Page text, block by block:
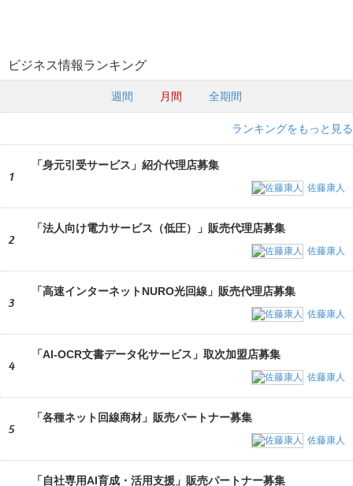
ビジネス情報ランキング
週間 月間 全期間
ランキングをもっと見る
1
「身元引受サービス」紹介代理店募集
佐藤康人
2
「法人向け電力サービス（低圧）」販売代理店募集
佐藤康人
3
「高速インターネットNURO光回線」販売代理店募集
佐藤康人
4
「AI-OCR文書データ化サービス」取次加盟店募集
佐藤康人
5
「各種ネット回線商材」販売パートナー募集
佐藤康人
「自社専用AI育成・活用支援」販売パートナー募集